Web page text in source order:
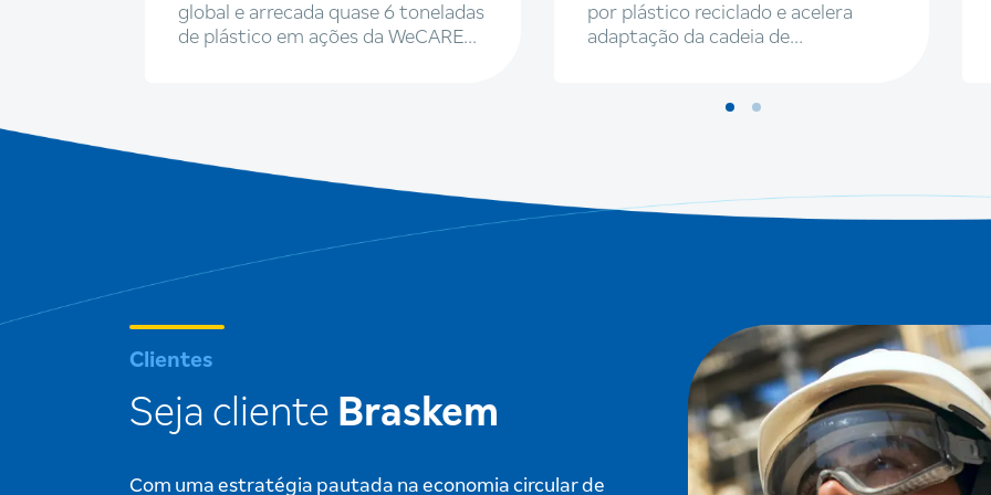
global e arrecada quase 6 toneladas
de plástico em ações da WeCARE
por plástico reciclado e acelera
adaptação da cadeia de
Clientes
Seja cliente Braskem
Com uma estratégia pautada na economia circular de